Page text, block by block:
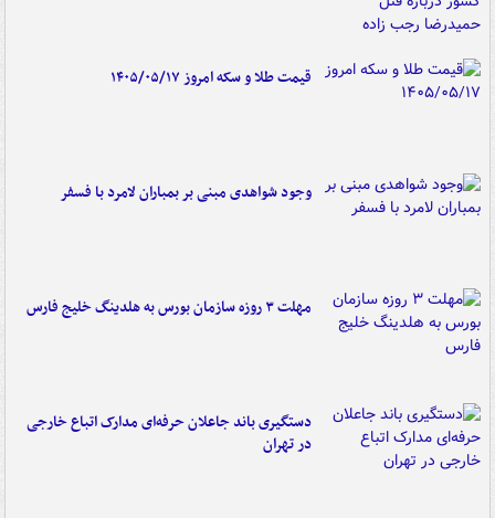
قیمت طلا و سکه امروز ۱۴۰۵/۰۵/۱۷
وجود شواهدی مبنی بر بمباران لامرد با فسفر
مهلت ۳ روزه سازمان بورس به هلدینگ خلیج فارس
دستگیری باند جاعلان حرفه‌ای مدارک اتباع خارجی
در تهران